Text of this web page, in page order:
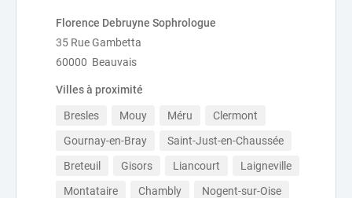
Florence Debruyne Sophrologue
35 Rue Gambetta
60000 Beauvais
Villes à proximité
Bresles Mouy Méru
Clermont
Gournay-en-Bray
Saint-Just-en-Chaussée
Breteuil
Gisors Liancourt
Laigneville
Montataire
Chambly
Nogent-sur-Oise